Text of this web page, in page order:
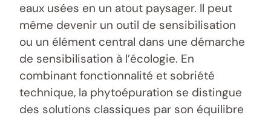
eaux usées en un atout paysager. Il peut
même devenir un outil de sensibilisation
ou un élément central dans une démarche
de sensibilisation à l’écologie. En
combinant fonctionnalité et sobriété
technique, la phytoépuration se distingue
des solutions classiques par son équilibre